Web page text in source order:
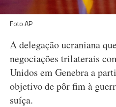
Foto AP
A delegação ucraniana
negociações trilaterais
Unidos em Genebra a
objetivo de pôr fim à
suíça.